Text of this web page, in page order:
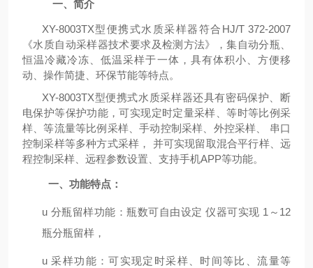
一、 简介
XY-8003TX型便携式水质采样器符合HJ/T 372-2007
《水质自动采样器技术要求及检测方法》，集自动分瓶、
恒温冷藏冷冻、低温采样于一体，具有体积小、方便移
动、操作简捷、环保节能等特点。
XY-8003TX型便携式水质采样器还具有密码保护、断
电保护等保护功能，可实现定时定量采样、等时等比例采
样、等流量等比例采样、手动控制采样、外控采样、 串口
控制采样等多种方式采样， 并可实现留取混合平行样、远
程控制采样、远程参数设置、支持手机APP等功能。
一、 功能特点：
u 分瓶留样功能： 瓶数可自由设定 仪器可实现 1～12
瓶分瓶留样，
u采样功能：可实现定时采样、时间等比、流量等